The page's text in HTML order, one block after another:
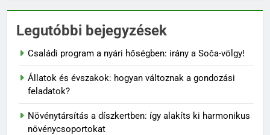
Legutóbbi bejegyzések
Családi program a nyári hőségben: irány a Soča-völgy!
Állatok és évszakok: hogyan változnak a gondozási
feladatok?
Növénytársítás a díszkertben: így alakíts ki harmonikus
növénycsoportokat